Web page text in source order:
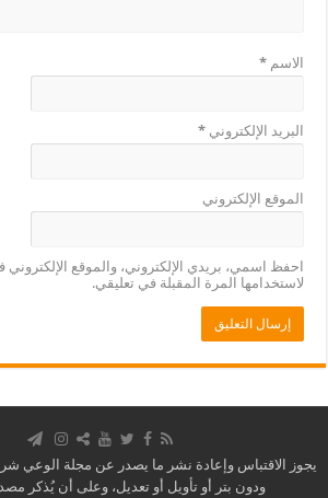
الاسم*
البريد الإلكتروني*
الموقع الإلكتروني
احفظ اسمي، بريدي الإلكتروني، والموقع
لاستخدامها المرة المقبلة في تعليقي.
يجوز الاقتباس وإعادة نشر ما يصدر عن مجلة الوعي
ودون بتر أو تأويل أو تعديل، وعلى أن يُذكر